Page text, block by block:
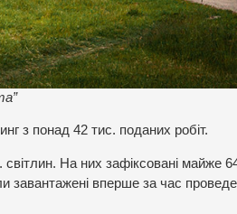
з понад 42 тис. поданих робіт.
На них зафіксовані майже
завантажені вперше за час